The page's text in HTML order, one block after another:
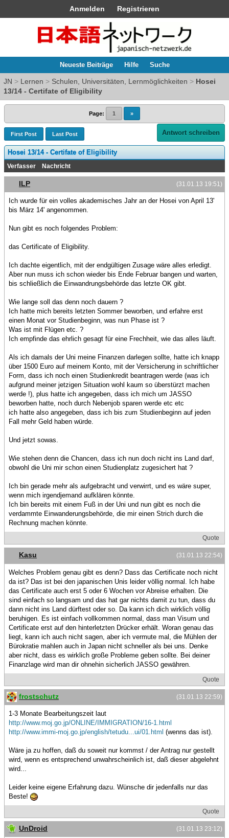
Anmelden Registrieren
Neueste Beiträge Hilfe Suche
JN > Lernen > Schulen, Universitäten, Lernmöglichkeiten > Hosei
13/14 - Certifate of Eligibility
Page: 1 »
First Post Last Post Antwort schreiben
Hosei 13/14 - Certifate of Eligibility
Verfasser Nachricht
(31.01.13 19:51)
ILP
Ich wurde für ein volles akademisches Jahr an der Hosei von April 13'
bis März 14' angenommen.
Nun gibt es noch folgendes Problem:
das Certificate of Eligibility.
Ich dachte eigentlich, mit der endgültigen Zusage wäre alles erledigt.
Aber nun muss ich schon wieder bis Ende Februar bangen und warten,
bis schließlich die Einwandrungsbehörde das letzte OK gibt.
Wie lange soll das denn noch dauern ?
Ich hatte mich bereits letzten Sommer beworben, und erfahre erst
einen Monat vor Studienbeginn, was nun Phase ist ?
Was ist mit Flügen etc. ?
Ich empfinde das ehrlich gesagt für eine Frechheit, wie das alles läuft.
Als ich damals der Uni meine Finanzen darlegen sollte, hatte ich knapp
über 1500 Euro auf meinem Konto, mit der Versicherung in schriftlicher
Form, dass ich noch einen Studienkredit beantragen werde (was ich
aufgrund meiner jetzigen Situation wohl kaum so überstürzt machen
werde !), plus hatte ich angegeben, dass ich mich um JASSO
beworben hatte, noch durch Nebenjob sparen werde etc etc
ich hatte also angegeben, dass ich bis zum Studienbeginn auf jeden
Fall mehr Geld haben würde.
Und jetzt sowas.
Wie stehen denn die Chancen, dass ich nun doch nicht ins Land darf,
obwohl die Uni mir schon einen Studienplatz zugesichert hat ?
Ich bin gerade mehr als aufgebracht und verwirrt, und es wäre super,
wenn mich irgendjemand aufklären könnte.
Ich bin bereits mit einem Fuß in der Uni und nun gibt es noch die
verdammte Einwanderungsbehörde, die mir einen Strich durch die
Rechnung machen könnte.
Quote
(31.01.13 22:54)
Kasu
Welches Problem genau gibt es denn? Dass das Certificate noch nicht
da ist? Das ist bei den japanischen Unis leider völlig normal. Ich habe
das Certificate auch erst 5 oder 6 Wochen vor Abreise erhalten. Die
sind einfach so langsam und das hat gar nichts damit zu tun, dass du
dann nicht ins Land dürftest oder so. Da kann ich dich wirklich völlig
beruhigen. Es ist einfach vollkommen normal, dass man Visum und
Certificate erst auf den hinterletzten Drücker erhält. Woran genau das
liegt, kann ich auch nicht sagen, aber ich vermute mal, die Mühlen der
Bürokratie mahlen auch in Japan nicht schneller als bei uns. Denke
aber nicht, dass es wirklich große Probleme geben sollte. Bei deiner
Finanzlage wird man dir ohnehin sicherlich JASSO gewähren.
Quote
(31.01.13 22:59)
frostschutz
1-3 Monate Bearbeitungszeit laut
http://www.moj.go.jp/ONLINE/IMMIGRATION/16-1.html
http://www.immi-moj.go.jp/english/tetudu...ui/01.html (wenns das ist).
Wäre ja zu hoffen, daß du soweit nur kommst / der Antrag nur gestellt
wird, wenn es entsprechend unwahrscheinlich ist, daß dieser abgelehnt
wird...
Leider keine eigene Erfahrung dazu. Wünsche dir jedenfalls nur das
Beste!
Quote
(31.01.13 23:12)
UnDroid